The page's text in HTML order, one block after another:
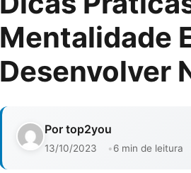
Mentalidade
Desenvolver
Por top2you
13/10/2023 6 min de leitura